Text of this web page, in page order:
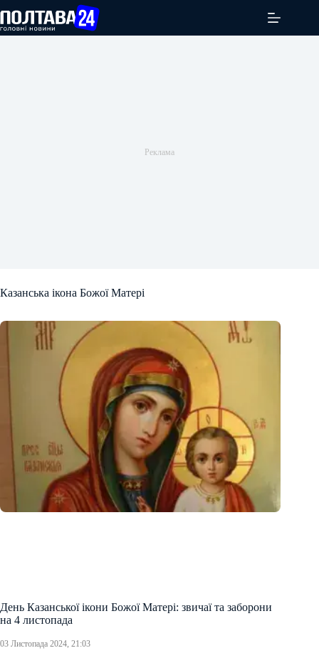
вмісту
Казанська ікона Божої Матері
День Казанської ікони Божої Матері: звичаї та заборони
на 4 листопада
03 Листопада 2024, 21:03